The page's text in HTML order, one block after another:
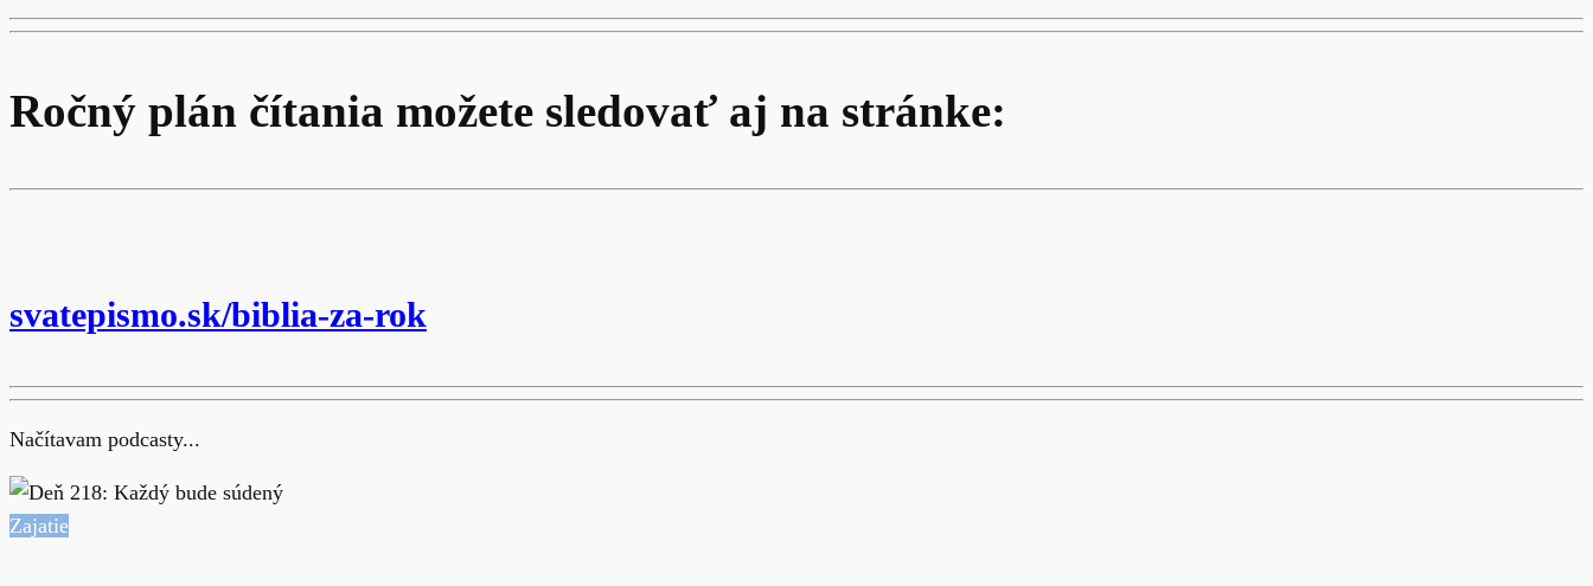
Ročný plán čítania možete sledovať aj na stránke:
svatepismo.sk/biblia-za-rok
Načítavam podcasty...
Zajatie